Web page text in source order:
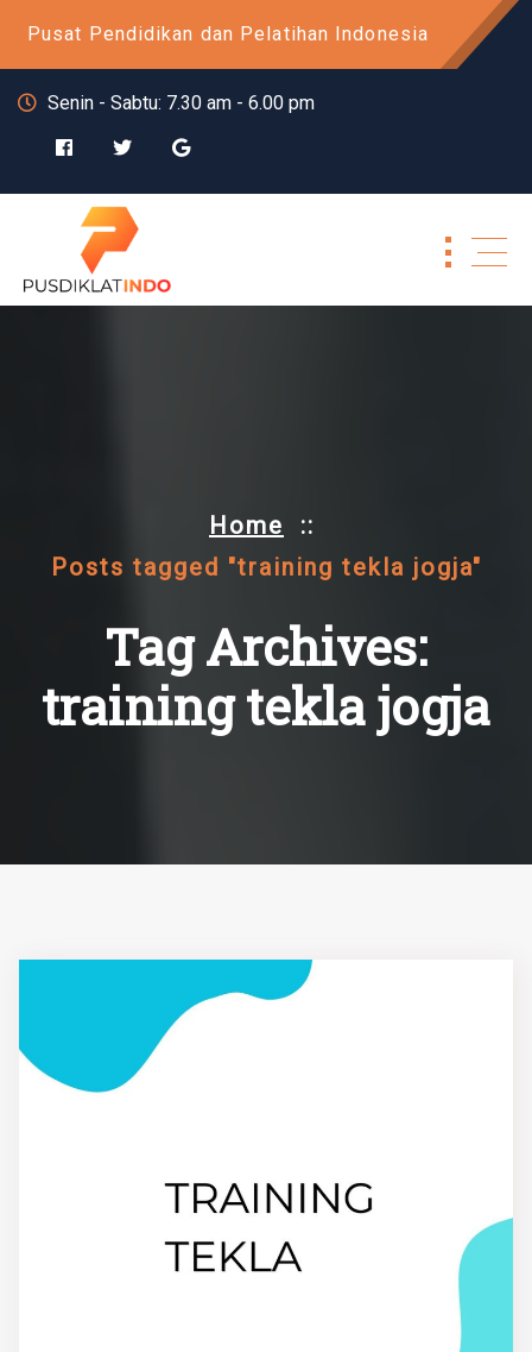
Pusat Pendidikan dan Pelatihan Indonesia
Senin - Sabtu: 7.30 am - 6.00 pm
Home ::
Posts tagged "training tekla jogja"
Tag Archives:
training tekla jogja